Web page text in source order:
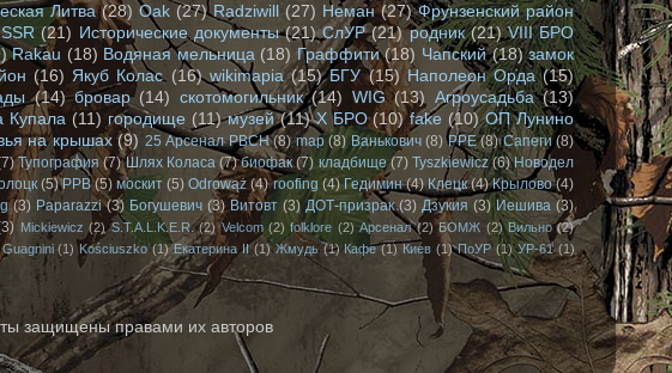
Литва (28) Oak (27) Radziwill (27) Неман (27) Фрунзенский район
(21) Исторические документы (21) СлУР (21) родник (21) VIII БРО
Rakau (18) Водяная мельница (18) Граффити (18) Чапский (18) замок
(16) Якуб Колас (16) wikimapia (15) БГУ (15) Наполеон Орда (15)
(14) бровар (14) скотомогильник (14) WIG (13) Агроусадьба (13)
Купала (11) городище (11) музей (11) X БРО (10) fake (10) ОП Лунино
на крышах (9) 25 Арсенал РВСН (8) map (8) Ванькович (8) РРЕ (8) Сапеги (8)
Тупография (7) Шлях Коласа (7) биофак (7) кладбище (7) Tyszkiewicz (6) Новодел
(5) РРВ (5) москит (5) Odrowąż (4) roofing (4) Гедимин (4) Клецк (4) Крылово (4)
(3) Paparazzi (3) Богушевич (3) Витовт (3) ДОТ-призрак (3) Дзукия (3) Иешива (3)
Mickiewicz (2) S.T.A.L.K.E.R. (2) Velcom (2) folklore (2) Арсенал (2) БОМЖ (2) Вильно (2)
Guagnini (1) Kościuszko (1) Екатерина II (1) Жмудь (1) Кафе (1) Киев (1) ПоУР (1) УР-61 (1)
защищены правами их авторов